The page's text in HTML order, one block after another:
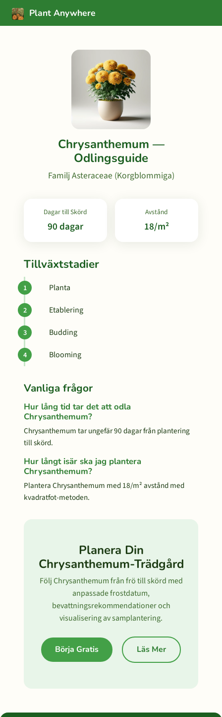
Plant Anywhere
Chrysanthemum —
Odlingsguide
Familj Asteraceae (Korgblommiga)
Dagar till Skörd
90 dagar
Avstånd
18/m²
Tillväxtstadier
Planta
Etablering
Budding
Blooming
Vanliga frågor
Hur lång tid tar det att odla
Chrysanthemum?
Chrysanthemum tar ungefär 90 dagar från plantering
till skörd.
Hur långt isär ska jag plantera
Chrysanthemum?
Plantera Chrysanthemum med 18/m² avstånd med
kvadratfot-metoden.
Planera Din
Chrysanthemum-Trädgård
Följ Chrysanthemum från frö till skörd med
anpassade frostdatum,
bevattningsrekommendationer och
visualisering av samplantering.
Börja Gratis Läs Mer